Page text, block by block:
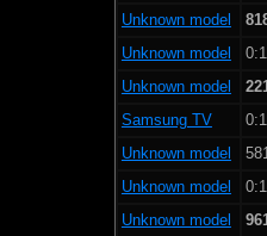
Unknown model
Unknown model
Unknown model
Samsung TV
Unknown model
Unknown model
Unknown model